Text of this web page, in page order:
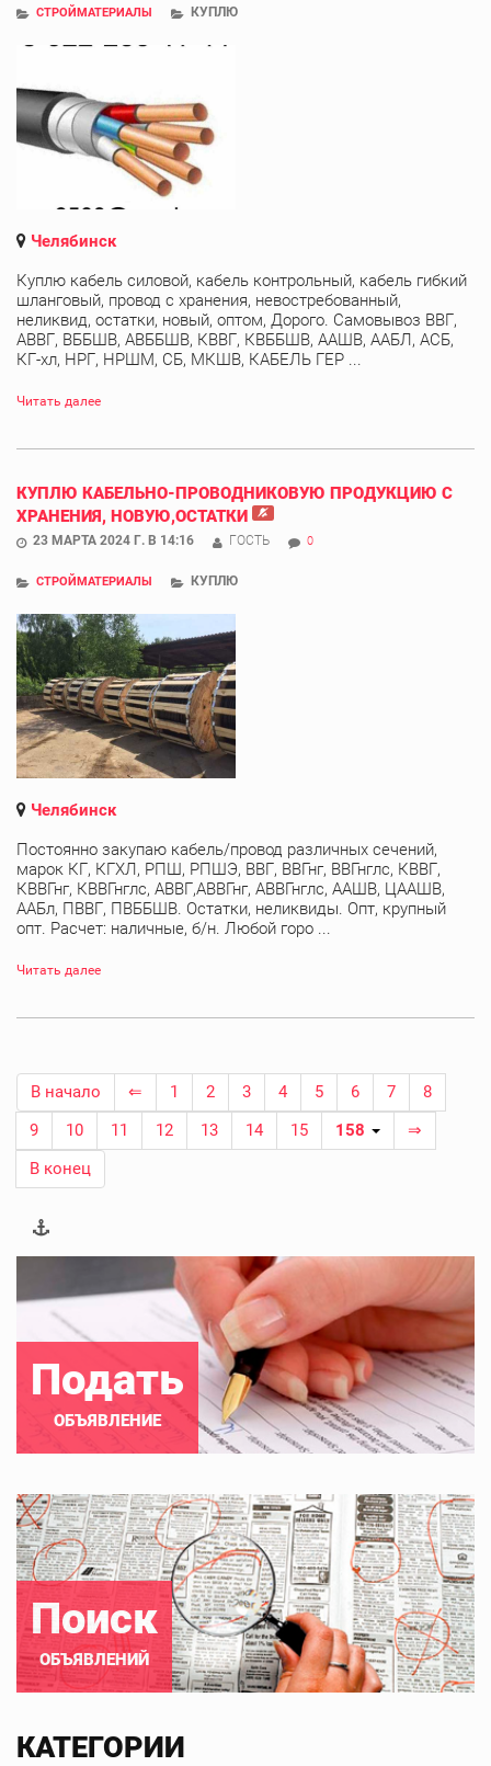
СТРОЙМАТЕРИАЛЫ КУПЛЮ
Челябинск
Куплю кабель силовой, кабель контрольный, кабель гибкий
шланговый, провод с хранения, невостребованный,
неликвид, остатки, новый, оптом, Дорого. Самовывоз ВВГ,
АВВГ, ВББШВ, АВББШВ, КВВГ, КВББШВ, ААШВ, ААБЛ, АСБ,
КГ-хл, НРГ, НРШМ, СБ, МКШВ, КАБЕЛЬ ГЕР ...
Читать далее
КУПЛЮ КАБЕЛЬНО-ПРОВОДНИКОВУЮ ПРОДУКЦИЮ С
ХРАНЕНИЯ, НОВУЮ,ОСТАТКИ
23 МАРТА 2024 Г. В 14:16 ГОСТЬ 0
СТРОЙМАТЕРИАЛЫ КУПЛЮ
Челябинск
Постоянно закупаю кабель/провод различных сечений,
марок КГ, КГХЛ, РПШ, РПШЭ, ВВГ, ВВГнг, ВВГнглс, КВВГ,
КВВГнг, КВВГнглс, АВВГ,АВВГнг, АВВГнглс, ААШВ, ЦААШВ,
ААБл, ПВВГ, ПВББШВ. Остатки, неликвиды. Опт, крупный
опт. Расчет: наличные, б/н. Любой горо ...
Читать далее
В начало ⇐ 1 2 3 4 5 6 7
8
9
10 11 12 13 14 15 158
⇒
В конец
Подать
ОБЪЯВЛЕНИЕ
Поиск
ОБЪЯВЛЕНИЙ
КАТЕГОРИИ